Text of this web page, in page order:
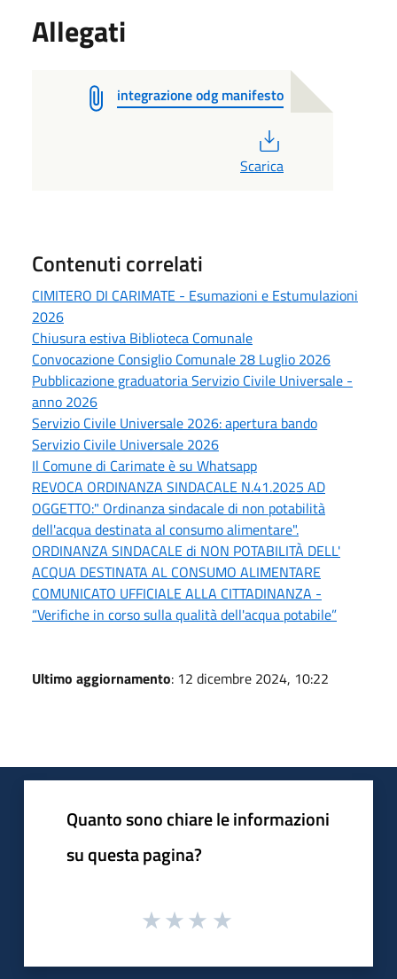
Allegati
integrazione odg manifesto
Scarica
Contenuti correlati
CIMITERO DI CARIMATE - Esumazioni e Estumulazioni
2026
Chiusura estiva Biblioteca Comunale
Convocazione Consiglio Comunale 28 Luglio 2026
Pubblicazione graduatoria Servizio Civile Universale -
anno 2026
Servizio Civile Universale 2026: apertura bando
Servizio Civile Universale 2026
Il Comune di Carimate è su Whatsapp
REVOCA ORDINANZA SINDACALE N.41.2025 AD
OGGETTO:" Ordinanza sindacale di non potabilità
dell'acqua destinata al consumo alimentare".
ORDINANZA SINDACALE di NON POTABILITÀ DELL'
ACQUA DESTINATA AL CONSUMO ALIMENTARE
COMUNICATO UFFICIALE ALLA CITTADINANZA -
“Verifiche in corso sulla qualità dell'acqua potabile”
Ultimo aggiornamento: 12 dicembre 2024, 10:22
Quanto sono chiare le informazioni
su questa pagina?